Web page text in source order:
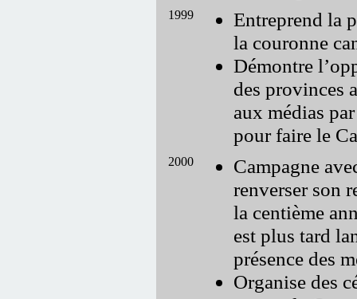
1999
Entreprend la
la couronne
Démontre
des provinces
aux médias
pour faire le
2000
Campagne
renverser son
la centième
est plus tard
présence des
Organise des